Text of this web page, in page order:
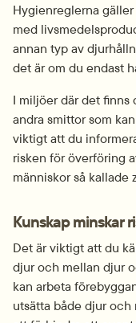
Hygienreglerna
med
annan typ av
det är om du endast
I miljöer där det finns
andra smittor som
viktigt att du
risken för överföring
människor så kallade
Kunskap minskar
Det är viktigt att du
djur och mellan djur
kan arbeta
utsätta både djur och